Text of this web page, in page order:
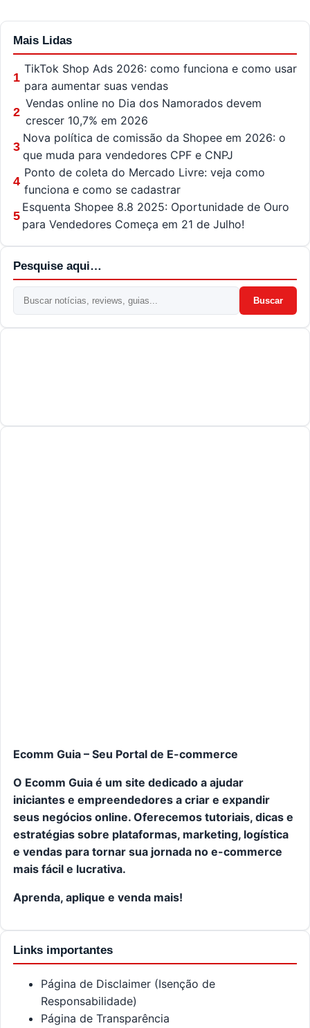
Mais Lidas
1
TikTok Shop Ads 2026: como funciona e como usar
para aumentar suas vendas
2
Vendas online no Dia dos Namorados devem
crescer 10,7% em 2026
3
Nova política de comissão da Shopee em 2026: o
que muda para vendedores CPF e CNPJ
4
Ponto de coleta do Mercado Livre: veja como
funciona e como se cadastrar
5
Esquenta Shopee 8.8 2025: Oportunidade de Ouro
para Vendedores Começa em 21 de Julho!
Pesquise aqui…
Buscar
Ecomm Guia – Seu Portal de E-commerce
O Ecomm Guia é um site dedicado a ajudar
iniciantes e empreendedores a criar e expandir
seus negócios online. Oferecemos tutoriais, dicas e
estratégias sobre plataformas, marketing, logística
e vendas para tornar sua jornada no e-commerce
mais fácil e lucrativa.
Aprenda, aplique e venda mais!
Links importantes
Página de Disclaimer (Isenção de
Responsabilidade)
Página de Transparência